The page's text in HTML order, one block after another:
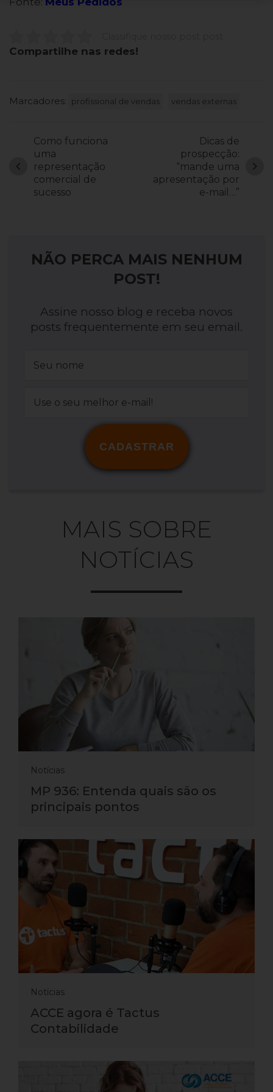
Compartilhe nas redes!
Marcadores: profissional de vendas vendas externas
Como funciona
uma
representação
comercial de
sucesso
chevron_left
Dicas de
prospecção:
“mande uma
apresentação por
e-mail…”
chevron_right
NÃO PERCA MAIS NENHUM
POST!
Assine nosso blog e receba novos
posts frequentemente em seu email.
CADASTRAR
MAIS SOBRE
NOTÍCIAS
Notícias
MP 936: Entenda quais são os
principais pontos
Notícias
ACCE agora é Tactus
Contabilidade